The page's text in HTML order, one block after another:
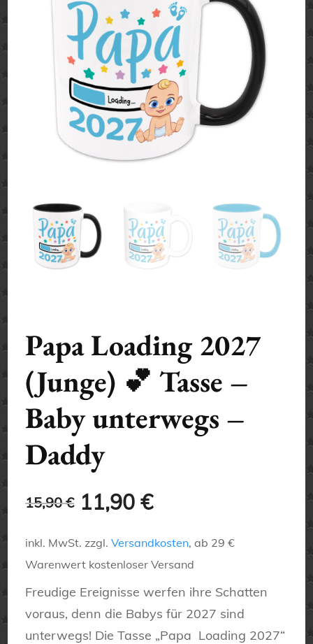
Papa Loading 2027
(Junge) 💕 Tasse –
Baby unterwegs –
Daddy
15,90€ Ursprünglicher
Preis
war:
15,90 €
11,90€Aktueller
Preis
ist:
11,90 €.
inkl. MwSt. zzgl.Versandkosten, ab 29 €
Warenwert kostenloser Versand
Freudige Ereignisse werfen ihre Schatten
voraus, denn die Babys für 2027 sind
unterwegs! Die Tasse „Papa Loading 2027“